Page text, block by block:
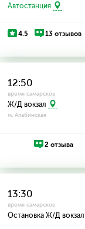
Автостанция
4.5 13 отзывов
12:50
время самарское
Ж/Д вокзал
м. Алабинская
2 отзыва
13:30
время самарское
Остановка Ж/Д вокзал